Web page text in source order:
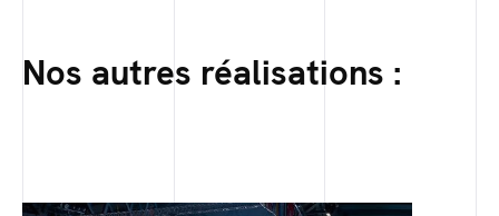
Nos autres réalisations :